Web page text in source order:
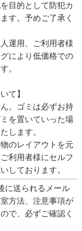
目的として防犯カ
す。予めご了承く
運用、ご利用者様
により低価格での
。
て】
。ゴミは必ずお持
を置いていった場
します。
のレイアウトを元
利用者様にセルフ
しております。
に送られるメール
方法、注意事項が
で、必ずご確認く